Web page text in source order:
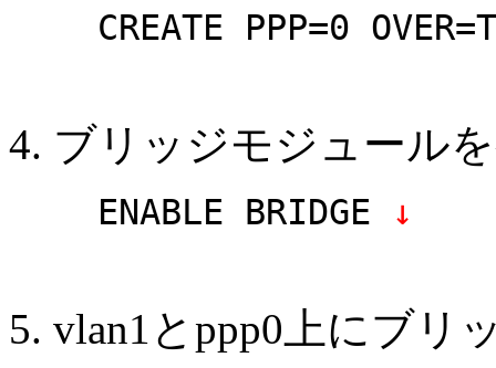
CREATE PPP=0
ブリッジモジュール
ENABLE BRIDGE ↓
vlan1とppp0上にブリ